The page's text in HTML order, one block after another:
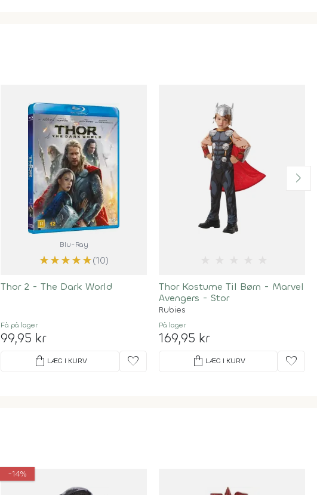
Blu-Ray
★★★★★(10)
Thor 2 - The Dark World
Få på lager
99,95 kr
shopping_bag LÆG I KURV favorite
Thor Kostume Til Børn - Marvel
Avengers - Stor
Rubies
På lager
169,95 kr
shopping_bag LÆG I KURV favorite
-14%